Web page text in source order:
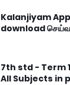
Kalanjiyam App
download
7th std - Term
All Subjects in